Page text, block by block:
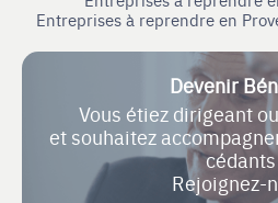
Entreprises à reprendre en
Devenir
Vous étiez dirigeant
et souhaitez
Rejoignez-